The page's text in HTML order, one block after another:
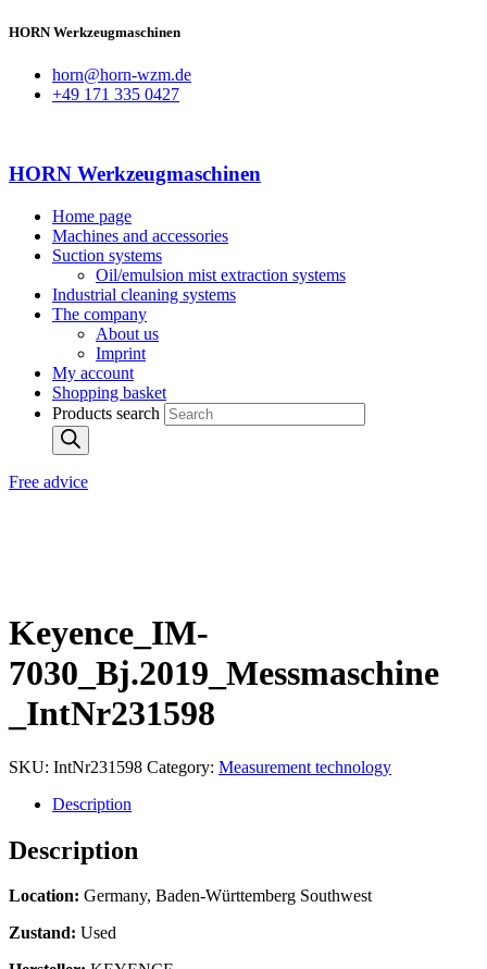
HORN Werkzeugmaschinen
horn@horn-wzm.de
+49 171 335 0427
HORN Werkzeugmaschinen
Home page
Machines and accessories
Suction systems
Oil/emulsion mist extraction systems
Industrial cleaning systems
The company
About us
Imprint
My account
Shopping basket
Products search
Free advice
Keyence_IM-
7030_Bj.2019_Messmaschine
_IntNr231598
SKU: IntNr231598 Category: Measurement technology
Description
Description
Location: Germany, Baden-Württemberg Southwest
Zustand: Used